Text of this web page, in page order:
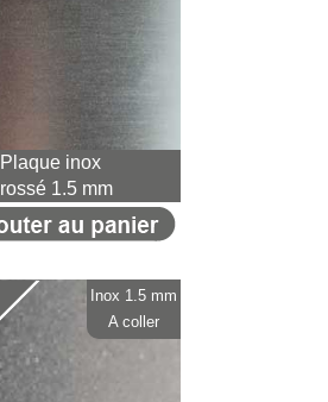
Plaque inox
1.5 mm
Inox 1.5 mm
A coller